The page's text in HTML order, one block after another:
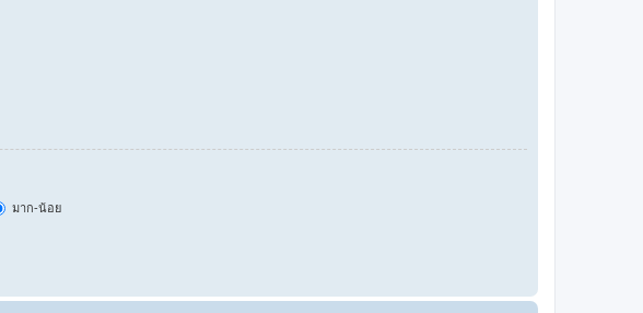
มาก-น้อย